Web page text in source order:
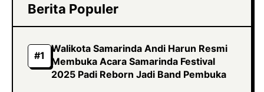
Berita Populer
Walikota Samarinda Andi Harun Resmi
Membuka Acara Samarinda Festival
2025 Padi Reborn Jadi Band Pembuka